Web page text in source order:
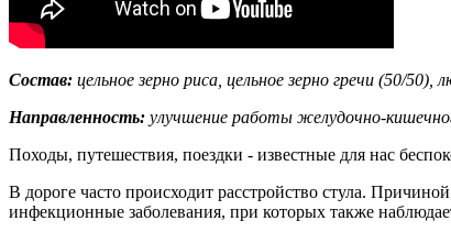
Состав: цельное зерно риса, цельное зерно гречи (50/
Направленность: улучшение работы желудочно-
Походы, путешествия, поездки - известные для нас
В дороге часто происходит расстройство стула.
инфекционные заболевания, при которых также